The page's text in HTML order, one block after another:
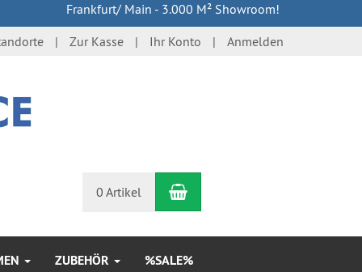
Frankfurt/ Main - 3.000 M² Showroom!
Zur Kasse Ihr Konto Anmelden
0 Artikel Warenkorb
ZUBEHÖR %SALE%